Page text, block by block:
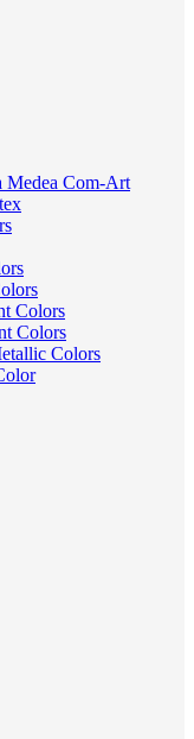
Medea Com-Art
Colors
Colors
Colors